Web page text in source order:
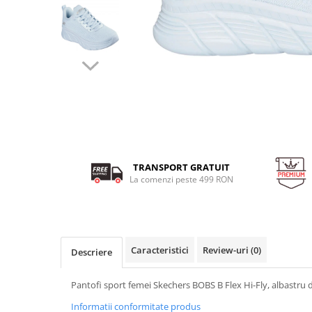
JACHETE ȘI GECI SPORT
PANTALONI SCURȚI
BLUGI LUNGI
crocs Jibbitz
Emporio Armani EA7
Ultimate Kombat
Jachete de primavara-toamna
TRANSPORT GRATUIT
La comenzi peste 499 RON
Descriere Caracteristici Review-uri (0)
Pantofi sport femei Skechers BOBS B Flex Hi-Fly, albastru
Informatii conformitate produs